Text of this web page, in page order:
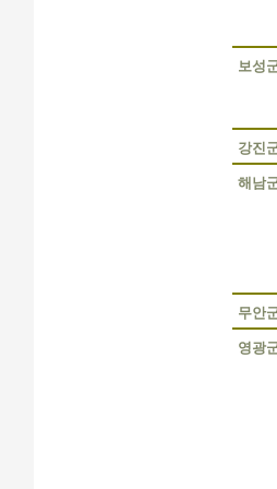
보성
강진
해남
무안
영광